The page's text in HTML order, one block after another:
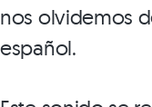
nos olvidemos
español.